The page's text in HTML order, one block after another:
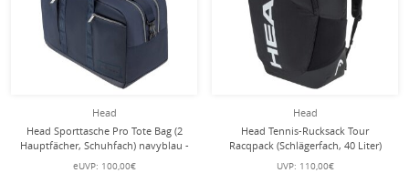
Head
Head Sporttasche Pro Tote Bag (2
Hauptfächer, Schuhfach) navyblau -
35 Liter
eUVP: 100,00€
Head
Head Tennis-Rucksack Tour
Racqpack (Schlägerfach, 40 Liter)
schwarz
UVP: 110,00€